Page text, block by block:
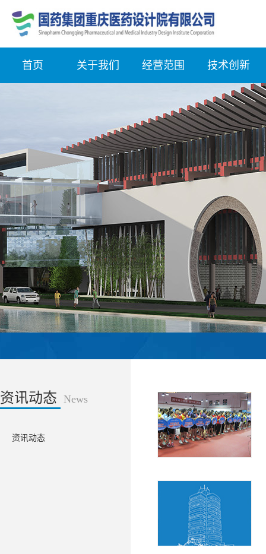
首页 关于我们 经营范围 技术创新
资讯动态 News
资讯动态